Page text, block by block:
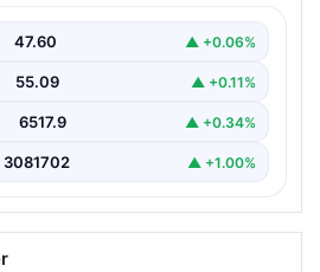
sürecinde yeni bir döneme işaret
47.60 ▲ +0.06%
55.09 ▲ +0.11%
6517.9 ▲ +0.34%
3081702 ▲ +1.00%